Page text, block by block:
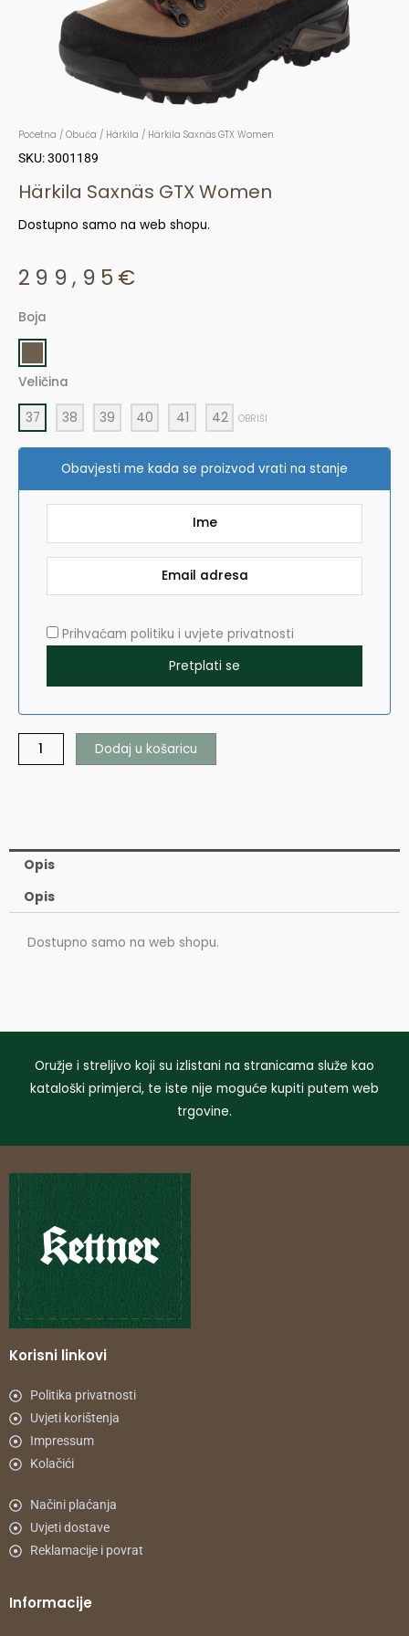
Početna / Obuća / Härkila / Härkila Saxnäs GTX Women
SKU: 3001189
Härkila Saxnäs GTX Women
Dostupno samo na web shopu.
299,95 €
Boja
Veličina
37 38 39 40 41 42 OBRIŠI
Obavjesti me kada se proizvod vrati na stanje
Prihvaćam politiku i uvjete privatnosti
Härkila
GTX
količina
Dodaj u košaricu
Opis
Opis
Dostupno samo na web shopu.
Oružje i streljivo koji su izlistani na stranicama služe kao
kataloški primjerci, te iste nije moguće kupiti putem web
trgovine.
Korisni linkovi
Politika privatnosti
Uvjeti korištenja
Impressum
Kolačići
Načini plaćanja
Uvjeti dostave
Reklamacije i povrat
Informacije